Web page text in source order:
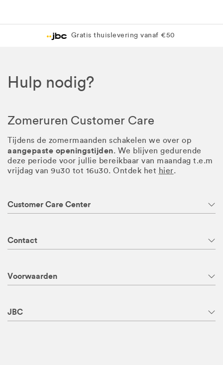
Gratis thuislevering vanaf €50
Hulp nodig?
Zomeruren Customer Care
Tijdens de zomermaanden schakelen we over op
aangepaste openingstijden. We blijven gedurende
deze periode voor jullie bereikbaar van maandag t.e.m
vrijdag van 9u30 tot 16u30. Ontdek het hier.
Customer Care Center
Contact
Voorwaarden
JBC